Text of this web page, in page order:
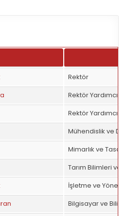
Rektör
Rektör Yardımcısı
Rektör Yardımcısı
Mühendislik ve
Mimarlık ve
Tarım Bilimleri ve
İşletme ve
Bilgisayar ve